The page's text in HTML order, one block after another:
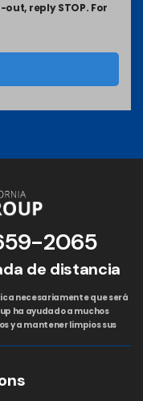
reply STOP. For
2065
de distancia
necesariamente que será
ha ayudado a muchos
y a mantener limpios sus